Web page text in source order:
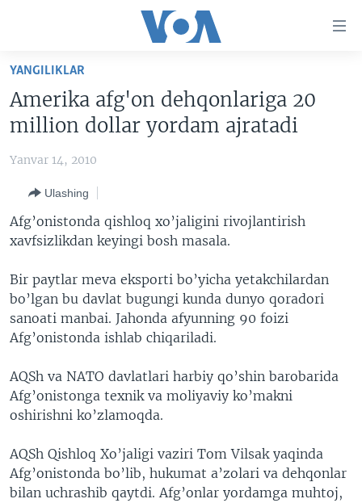
Boshiga
Qidiruvga
o'ting
AMERIKA
VATANDOSHLAR
MULTIMEDIA
XALQARO HAYOT
VASHINGTON CHOYXONASI
MOBIL-SALOM!
VIDEO
XABARLAR SURATLARDA
FACEBOOK
YOUTUBE
INSTAGRAM
ODNOKLASSNIKI
TELEGRAM
SOUNDCLOUD
INGLIZ TILI DARSLARI
EDITORIAL
VOA
YANGILIKLAR
Amerika afg'on dehqonlariga 20
million dollar yordam ajratadi
Yanvar 14, 2010
Ulashing
Afg’onistonda qishloq xo’jaligini rivojlantirish
xavfsizlikdan keyingi bosh masala.
Bir paytlar meva eksporti bo’yicha yetakchilardan
bo’lgan bu davlat bugungi kunda dunyo qoradori
sanoati manbai. Jahonda afyunning 90 foizi
Afg’onistonda ishlab chiqariladi.
AQSh va NATO davlatlari harbiy qo’shin barobarida
Afg’onistonga texnik va moliyaviy ko’makni
oshirishni ko’zlamoqda.
AQSh Qishloq Xo’jaligi vaziri Tom Vilsak yaqinda
Afg’onistonda bo’lib, hukumat a’zolari va dehqonlar
bilan uchrashib qaytdi. Afg’onlar yordamga muhtoj,